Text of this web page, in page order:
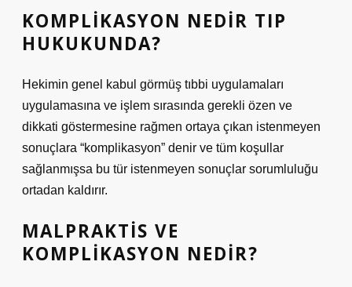
KOMPLIKASYON NEDIR TIP
HUKUKUNDA?
Hekimin genel kabul görmüş tıbbi uygulamaları
uygulamasına ve işlem sırasında gerekli özen ve
dikkati göstermesine rağmen ortaya çıkan istenmeyen
sonuçlara “komplikasyon” denir ve tüm koşullar
sağlanmışsa bu tür istenmeyen sonuçlar sorumluluğu
ortadan kaldırır.
MALPRAKTIS VE
KOMPLIKASYON NEDIR?